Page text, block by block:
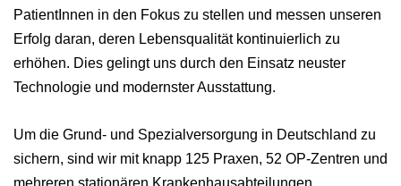
PatientInnen in den Fokus zu stellen und messen unseren
Erfolg daran, deren Lebensqualität kontinuierlich zu
erhöhen. Dies gelingt uns durch den Einsatz neuster
Technologie und modernster Ausstattung.
Um die Grund- und Spezialversorgung in Deutschland zu
sichern, sind wir mit knapp 125 Praxen, 52 OP-Zentren und
mehreren stationären Krankenhausabteilungen